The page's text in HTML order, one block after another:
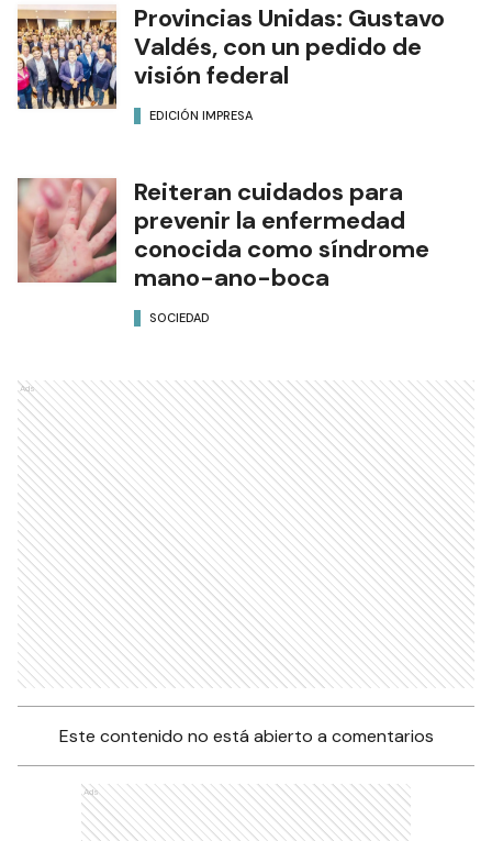
Provincias Unidas: Gustavo
Valdés, con un pedido de
visión federal
EDICIÓN IMPRESA
Reiteran cuidados para
prevenir la enfermedad
conocida como síndrome
mano-ano-boca
SOCIEDAD
Ads
Este contenido no está abierto a comentarios
Ads